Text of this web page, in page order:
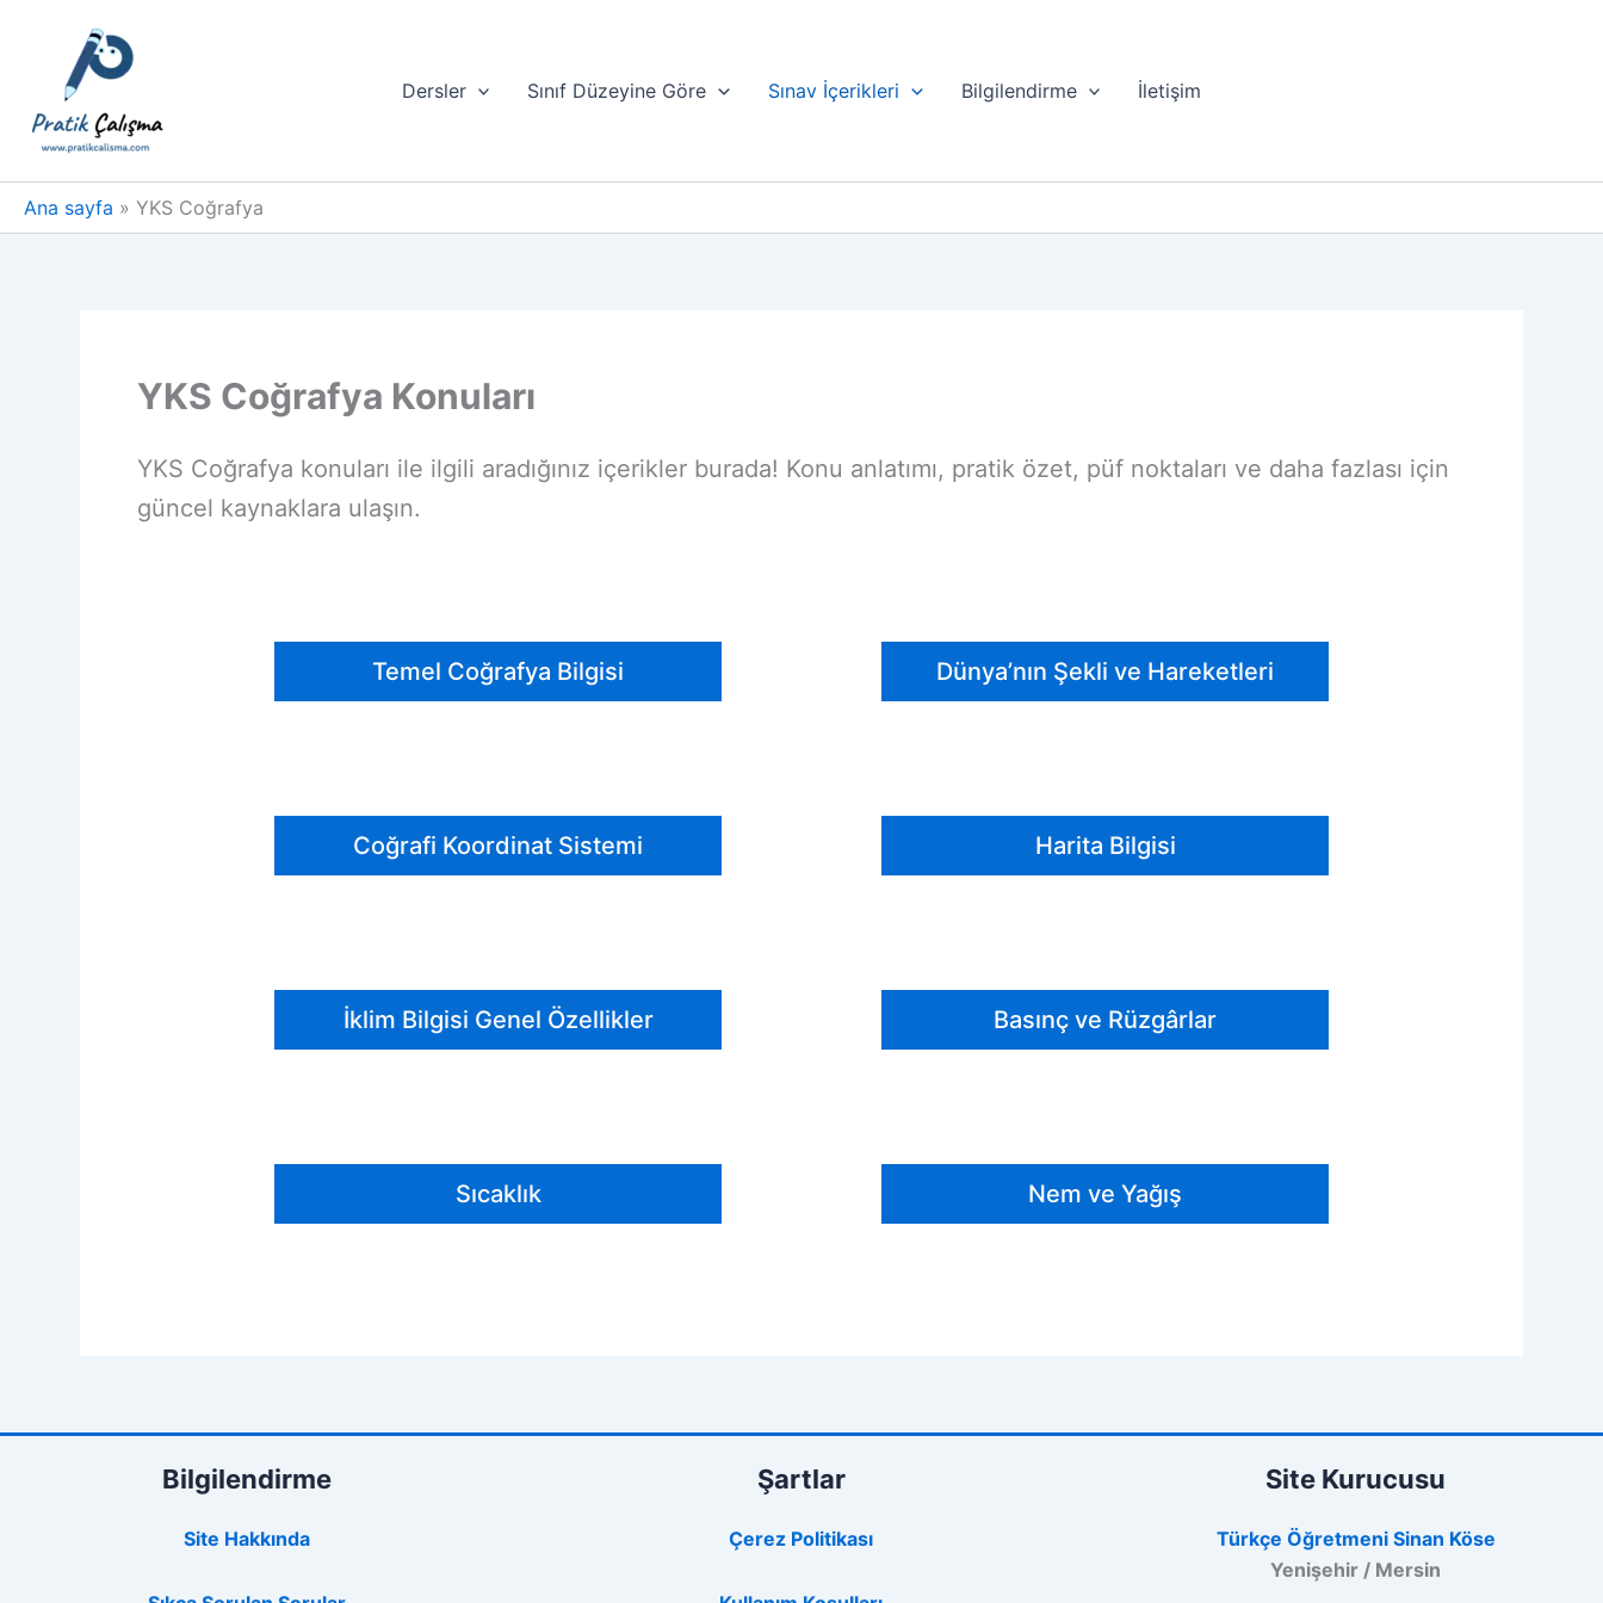
Dersler
Sınıf Düzeyine Göre Sınav İçerikleri Bilgilendirme İletişim
Ana sayfa YKS Coğrafya
YKS Coğrafya Konuları
YKS Coğrafya konuları ile ilgili aradığınız içerikler burada! Konu anlatımı, pratik özet, püf noktaları ve daha fazlası için
güncel kaynaklara ulaşın.
Temel Coğrafya Bilgisi Dünya’nın Şekli ve Hareketleri
Coğrafi Koordinat Sistemi Harita Bilgisi
İklim Bilgisi Genel Özellikler Basınç ve Rüzgârlar
Sıcaklık Nem ve Yağış
Bilgilendirme
Site Hakkında
Şartlar
Çerez Politikası
Site Kurucusu
Türkçe Öğretmeni Sinan Köse
Yenişehir / Mersin